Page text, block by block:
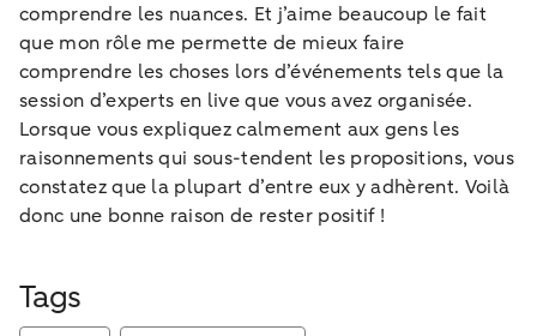
comprendre les nuances. Et j’aime beaucoup le fait
que mon rôle me permette de mieux faire
comprendre les choses lors d’événements tels que la
session d’experts en live que vous avez organisée.
Lorsque vous expliquez calmement aux gens les
raisonnements qui sous-tendent les propositions, vous
constatez que la plupart d’entre eux y adhèrent. Voilà
donc une bonne raison de rester positif !
Tags